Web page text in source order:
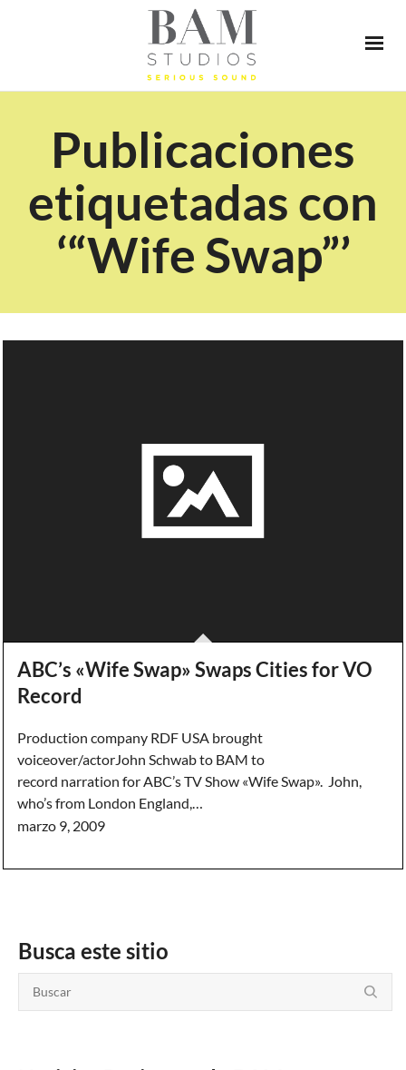
Publicaciones
etiquetadas con
‘“Wife Swap”’
ABC’s «Wife Swap» Swaps Cities for VO
Record
Production company RDF USA brought
voiceover/actorJohn Schwab to BAM to
record narration for ABC’s TV Show «Wife Swap». John,
who’s from London England,…
marzo 9, 2009
Busca este sitio